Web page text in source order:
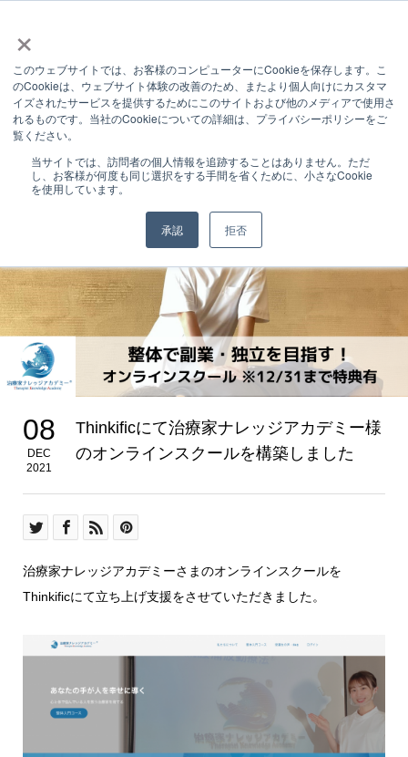
×
このウェブサイトでは、お客様のコンピューターにCookieを保存します。こ
のCookieは、ウェブサイト体験の改善のため、またより個人向けにカスタマ
イズされたサービスを提供するためにこのサイトおよび他のメディアで使用さ
れるものです。当社のCookieについての詳細は、プライバシーポリシーをご
覧ください。
当サイトでは、訪問者の個人情報を追跡することはありません。ただ
し、お客様が何度も同じ選択をする手間を省くために、小さなCookie
を使用しています。
承認 拒否
INFORMATION
お知らせ
お知らせ Thinkificにて治療家ナレッジアカデミー様のオンラインスクールを構築しました
08
DEC
2021
Thinkificにて治療家ナレッジアカデミー様
のオンラインスクールを構築しました
治療家ナレッジアカデミーさまのオンラインスクールを
Thinkificにて立ち上げ支援をさせていただきました。